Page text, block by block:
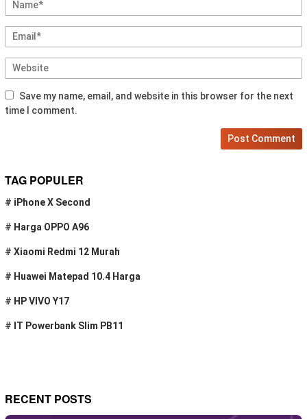
Save my name, email, and website in this browser for the next
time I comment.
TAG POPULER
# iPhone X Second
# Harga OPPO A96
# Xiaomi Redmi 12 Murah
# Huawei Matepad 10.4 Harga
# HP VIVO Y17
# IT Powerbank Slim PB11
RECENT POSTS